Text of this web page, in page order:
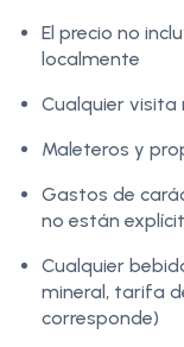
El precio no
localmente
Cualquier visita
Maleteros y
Gastos de
no están
Cualquier
mineral, tarifa
corresponde)